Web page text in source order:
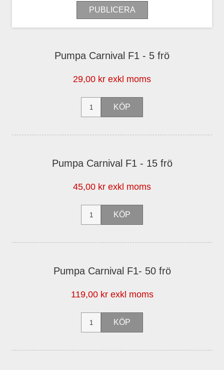
Pumpa Carnival F1 - 5 frö
29,00 kr exkl moms
Pumpa Carnival F1 - 15 frö
45,00 kr exkl moms
Pumpa Carnival F1- 50 frö
119,00 kr exkl moms